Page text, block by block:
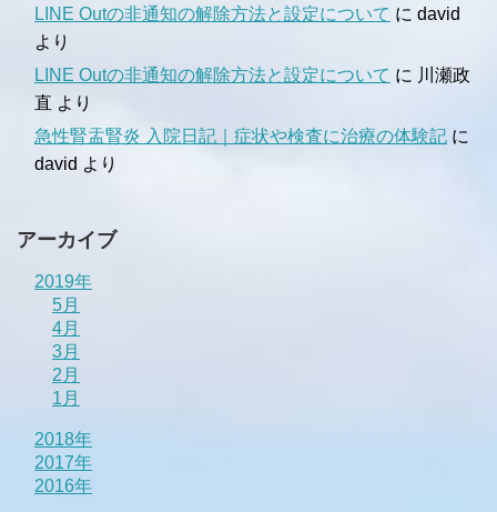
LINE Outの非通知の解除方法と設定について に david
より
LINE Outの非通知の解除方法と設定について に 川瀬政
直 より
急性腎盂腎炎 入院日記｜症状や検査に治療の体験記 に
david より
アーカイブ
2019年
5月
4月
3月
2月
1月
2018年
2017年
2016年